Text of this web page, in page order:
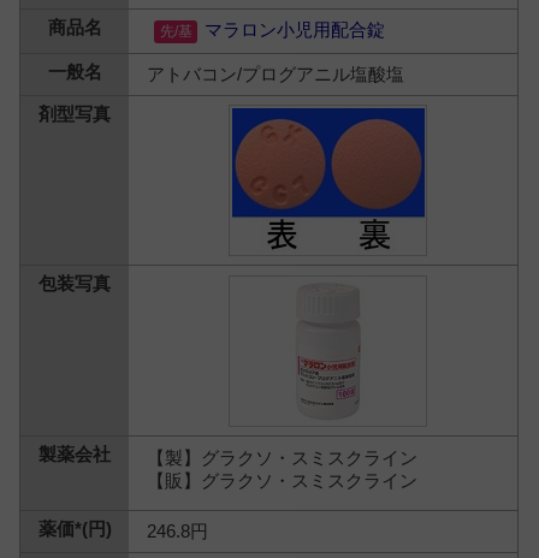
マラロン小児用配合錠
アトバコン/プログアニル塩酸塩
【製】グラクソ・スミスクライン
【販】グラクソ・スミスクライン
246.8円